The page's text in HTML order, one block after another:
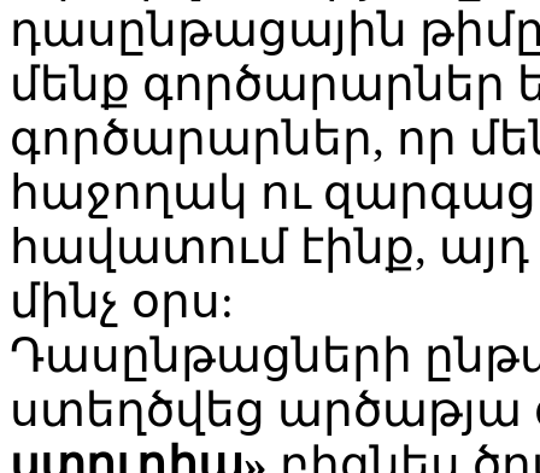
դասընթացային թիմը
մենք գործարարներ
գործարարներ, որ
հաջողակ ու
հավատում էինք,
մինչ օրս:
Դասընթացների
ստեղծվեց